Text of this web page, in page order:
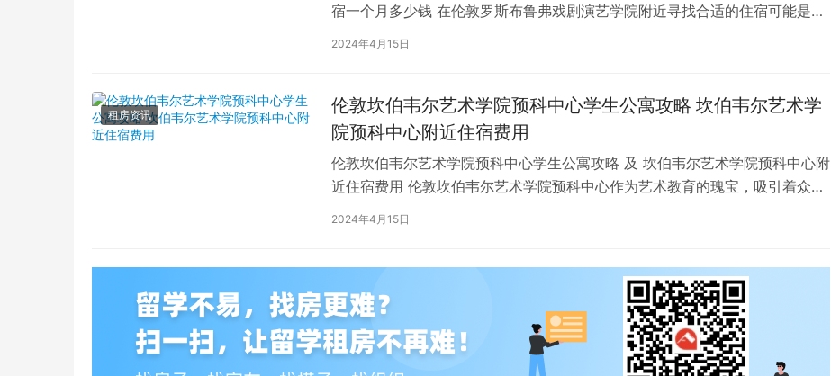
宿一个月多少钱 在伦敦罗斯布鲁弗戏剧演艺学院附近寻找合适的住宿可能是留
学生活中的一项关键任务。为了帮助您顺利完成…
2024年4月15日
租房资讯
伦敦坎伯韦尔艺术学院预科中心学生公寓攻略 坎伯韦尔艺术学
院预科中心附近住宿费用
伦敦坎伯韦尔艺术学院预科中心学生公寓攻略 及 坎伯韦尔艺术学院预科中心附
近住宿费用 伦敦坎伯韦尔艺术学院预科中心作为艺术教育的瑰宝，吸引着众多
2024年4月15日